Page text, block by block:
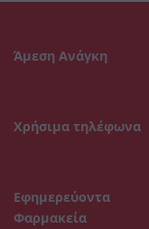
Άμεση Ανάγκη
Χρήσιμα τηλέφωνα
Εφημερεύοντα
Φαρμακεία